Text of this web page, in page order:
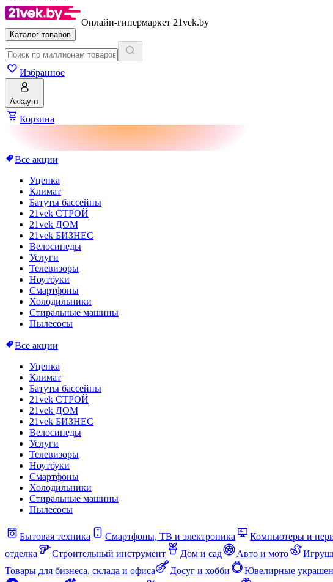
Онлайн-гипермаркет 21vek.by
Каталог товаров
Избранное
Аккаунт
Корзина
Все акции
Уценка
Климат
Батуты бассейны
21vek СТРОЙ
21vek ДОМ
21vek БИЗНЕС
Велосипеды
Услуги
Телевизоры
Ноутбуки
Смартфоны
Холодильники
Стиральные машины
Пылесосы
Все акции
Уценка
Климат
Батуты бассейны
21vek СТРОЙ
21vek ДОМ
21vek БИЗНЕС
Велосипеды
Услуги
Телевизоры
Ноутбуки
Смартфоны
Холодильники
Стиральные машины
Пылесосы
Бытовая техника Смартфоны, ТВ и электроника Компьютеры и
отделка
Строительный инструмент Дом и сад Авто и мото
Товары для бизнеса, склада и офиса
Досуг и хобби Ювелирные